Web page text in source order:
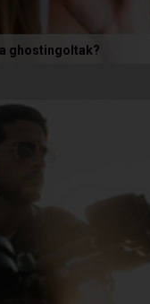
ghostingoltak?